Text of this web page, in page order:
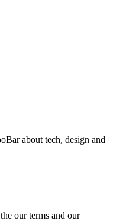
about tech, design and
our terms and our